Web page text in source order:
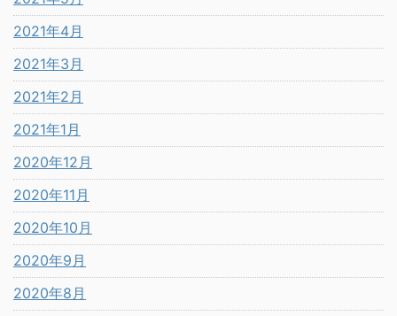
2021年4月
2021年3月
2021年2月
2021年1月
2020年12月
2020年11月
2020年10月
2020年9月
2020年8月